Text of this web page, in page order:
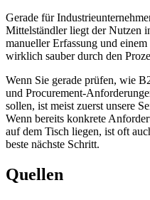
Gerade für
Mittelständler liegt der Nutzen
manueller Erfassung und
wirklich sauber durch den
Wenn Sie gerade prüfen, wie
und Procurement-
sollen, ist meist zuerst unsere
Wenn bereits konkrete
auf dem Tisch liegen, ist oft
beste nächste Schritt.
Quellen